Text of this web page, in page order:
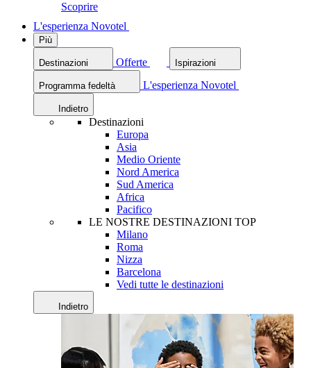
Scoprire
L'esperienza Novotel
Più
Destinazioni Offerte Ispirazioni
Programma fedeltà L'esperienza Novotel
Indietro
Destinazioni
Europa
Asia
Medio Oriente
Nord America
Sud America
Africa
Pacifico
LE NOSTRE DESTINAZIONI TOP
Milano
Roma
Nizza
Barcelona
Vedi tutte le destinazioni
Indietro